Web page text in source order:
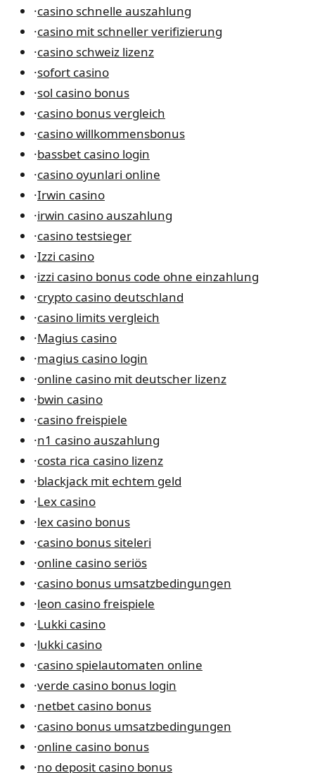
·casino schnelle auszahlung
·casino mit schneller verifizierung
·casino schweiz lizenz
·sofort casino
·sol casino bonus
·casino bonus vergleich
·casino willkommensbonus
·bassbet casino login
·casino oyunlari online
·Irwin casino
·irwin casino auszahlung
·casino testsieger
·Izzi casino
·izzi casino bonus code ohne einzahlung
·crypto casino deutschland
·casino limits vergleich
·Magius casino
·magius casino login
·online casino mit deutscher lizenz
·bwin casino
·casino freispiele
·n1 casino auszahlung
·costa rica casino lizenz
·blackjack mit echtem geld
·Lex casino
·lex casino bonus
·casino bonus siteleri
·online casino seriös
·casino bonus umsatzbedingungen
·leon casino freispiele
·Lukki casino
·lukki casino
·casino spielautomaten online
·verde casino bonus login
·netbet casino bonus
·casino bonus umsatzbedingungen
·online casino bonus
·no deposit casino bonus